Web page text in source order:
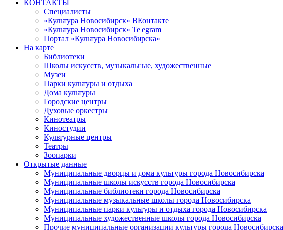
КОНТАКТЫ
Специалисты
«Культура Новосибирск» ВКонтакте
«Культура Новосибирск» Telegram
Портал «Культура Новосибирска»
На карте
Библиотеки
Школы искусств, музыкальные, художественные
Музеи
Парки культуры и отдыха
Дома культуры
Городские центры
Духовые оркестры
Кинотеатры
Киностудии
Культурные центры
Театры
Зоопарки
Открытые данные
Муниципальные дворцы и дома культуры города Новосибирска
Муниципальные школы искусств города Новосибирска
Муниципальные библиотеки города Новосибирска
Муниципальные музыкальные школы города Новосибирска
Муниципальные парки культуры и отдыха города Новосибирска
Муниципальные художественные школы города Новосибирска
Прочие муниципальные организации культуры города Новосибирска